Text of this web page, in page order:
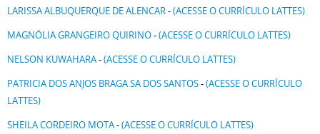
LARISSA ALBUQUERQUE DE ALENCAR-(ACESSE O CURRÍCULO LATTES)
MAGNÓLIA GRANGEIRO QUIRINO-(ACESSE O CURRÍCULO LATTES)
NELSON KUWAHARA-(ACESSE O CURRÍCULO LATTES)
PATRICIA DOS ANJOS BRAGA SA DOS SANTOS-(ACESSE O CURRÍCULO
LATTES)
SHEILA CORDEIRO MOTA-(ACESSE O CURRÍCULO LATTES)